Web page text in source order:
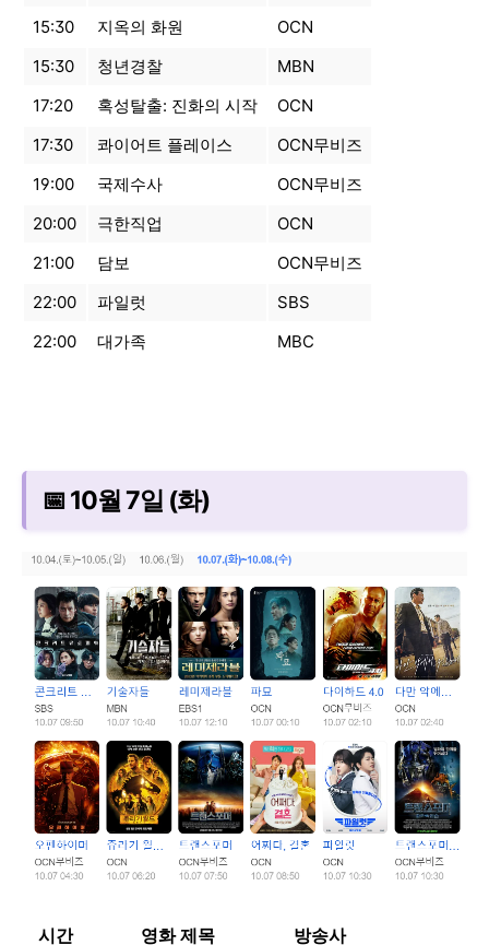
15:30
지옥의 화원
OCN
15:30
청년경찰
MBN
17:20
혹성탈출: 진화의 시작
OCN
17:30
콰이어트 플레이스
OCN무비즈
19:00
국제수사
OCN무비즈
20:00
극한직업
OCN
21:00
담보
OCN무비즈
22:00
파일럿
SBS
22:00
대가족 MBC
📅 10월 7일 (화)
시간 영화 제목 방송사